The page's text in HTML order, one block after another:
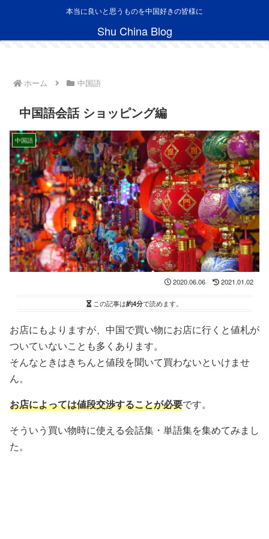
本当に良いと思うものを中国好きの皆様に
Shu China Blog
ホーム 中国語
中国語会話 ショッピング編
中国語
2020.06.06 2021.01.02
この記事は約4分で読めます。
お店にもよりますが、中国で買い物にお店に行くと値札が
ついていないことも多くあります。
そんなときはきちんと値段を聞いて買わないといけませ
ん。
お店によっては値段交渉することが必要です。
そういう買い物時に使える会話集・単語集を集めてみまし
た。